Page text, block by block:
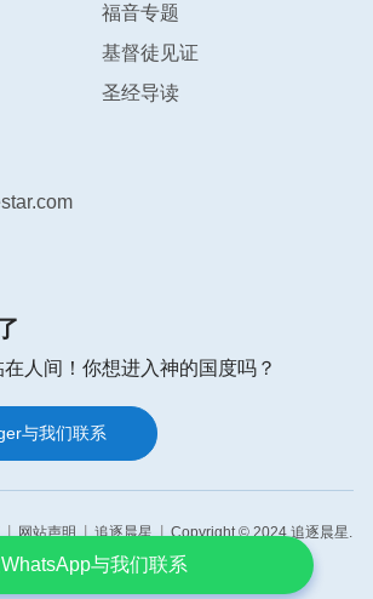
的重担全落在儿媳一个人身上，除
的孩子、我和老伴之外，还有家里
非常艰难。但为了走信神这条正
默默地忍受着。受中共逼迫的这些
灵与身体都受很多痛苦，落下了一
得了脑血栓，生活不能自理，时
世，一直都没见到儿子、儿媳
与三个孙子孙女在家。村民听从中
女受不了俺庄上那些人当面的挖苦
与背后的议论，只读了小学六年级
福音专题
基督徒见证
圣经导读
人间！你想进入神的国度吗？
与我们联系
网站声明 追逐晨星
Copyright © 2024 追逐晨星.
All rights reserved.
与我们联系